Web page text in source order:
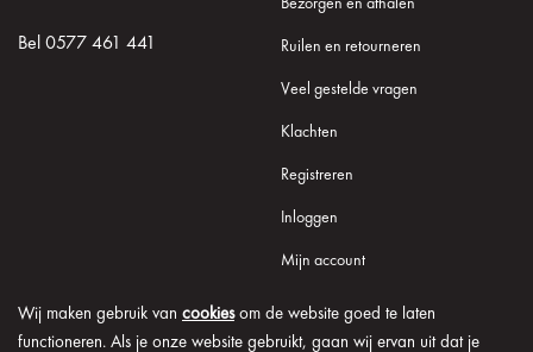
Wij maken gebruik van cookiesom de website goed te laten
functioneren. Als je onze website gebruikt, gaan wij ervan uit dat je
Bel 0577 461 441
Bezorgen en afhalen
Ruilen en retourneren
Veel gestelde vragen
Klachten
Registreren
Inloggen
Mijn account